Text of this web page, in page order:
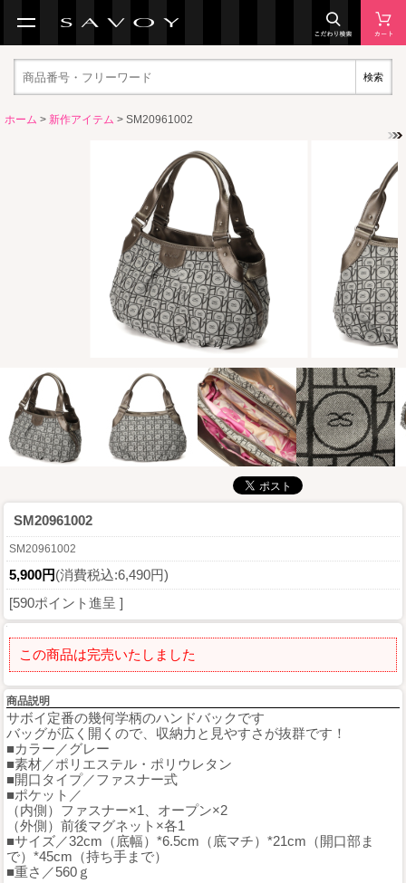
検索
ホーム > 新作アイテム > SM20961002
SM20961002
SM20961002
5,900円(消費税込:6,490円)
[590ポイント進呈 ]
この商品は完売いたしました
商品説明
サボイ定番の幾何学柄のハンドバックです
バッグが広く開くので、収納力と見やすさが抜群です！
■カラー／グレー
■素材／ポリエステル・ポリウレタン
■開口タイプ／ファスナー式
■ポケット／
（内側）ファスナー×1、オープン×2
（外側）前後マグネット×各1
■サイズ／32cm（底幅）*6.5cm（底マチ）*21cm（開口部ま
で）*45cm（持ち手まで）
■重さ／560ｇ